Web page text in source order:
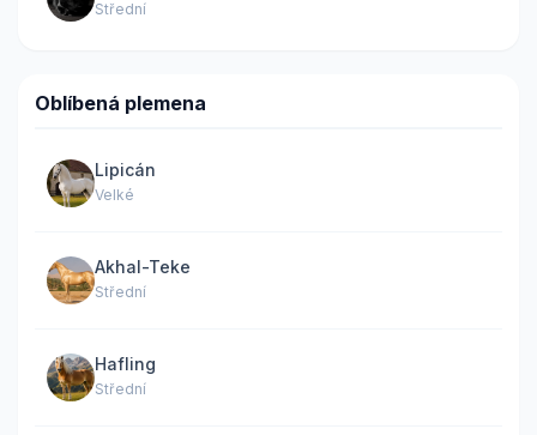
Střední
Oblíbená plemena
Lipicán
Velké
Akhal-Teke
Střední
Hafling
Střední